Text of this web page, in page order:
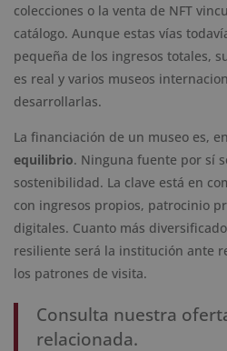
colecciones o la venta de NFT
catálogo. Aunque estas vías
pequeña de los ingresos totales,
es real y varios museos
desarrollarlas.
La financiación de un museo es,
equilibrio. Ninguna fuente por sí
sostenibilidad. La clave está en
con ingresos propios, patrocinio
digitales. Cuanto más
resiliente será la institución ante
los patrones de visita.
Consulta nuestra
relacionada.